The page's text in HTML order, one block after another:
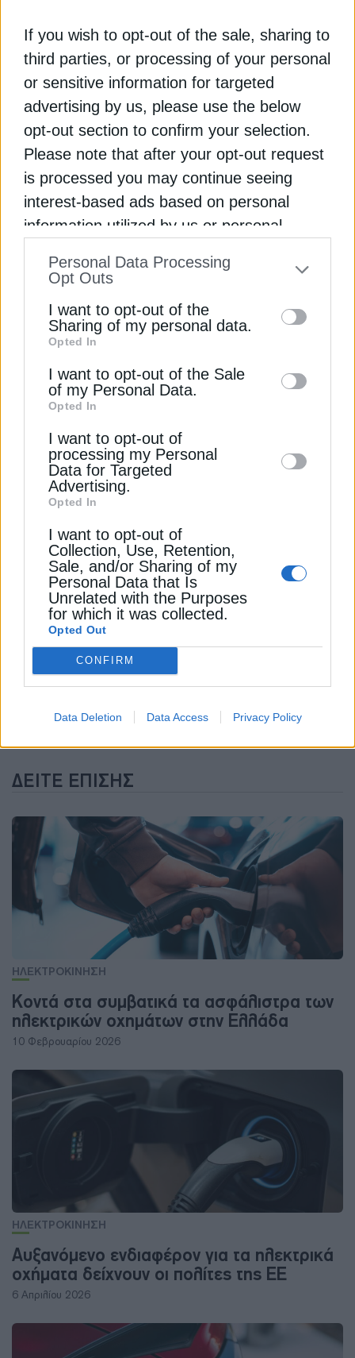
If you wish to opt-out of the sale, sharing to
third parties, or processing of your personal
or sensitive information for targeted
advertising by us, please use the below
opt-out section to confirm your selection.
Please note that after your opt-out request
is processed you may continue seeing
interest-based ads based on personal
information utilized by us or personal
to your opt-out. You may separately opt-out
information by third parties on the IAB’s list
of downstream participants. This
information may also be disclosed by us to
third parties on theIAB’s List of
Downstream Participants
disclose it to other third parties.
Personal Data Processing
Opt Outs
I want to opt-out of the
Sharing of my personal data.
Opted In
I want to opt-out of the Sale
of my Personal Data.
Opted In
I want to opt-out of
processing my Personal
Data for Targeted
Advertising.
Opted In
I want to opt-out of
Collection, Use, Retention,
Sale, and/or Sharing of my
Personal Data that Is
Unrelated with the Purposes
for which it was collected.
Opted Out
CONFIRM
Data Deletion Data Access Privacy Policy
μαχητών Χούθι ανάγκασαν τις κορυφαίες
ναυτιλιακές εταιρείες του κόσμου να αποφύγουν
τη διώρυγα του Σουέζ, την ταχύτερη θαλάσσια
οδό από την Ασία προς την Ευρώπη, η οποία
αντιπροσωπεύει περίπου το 12% της παγκόσμιας
θαλάσσιας κυκλοφορίας.
Ναυτιλιακοί κολοσσοί όπως η Maersk και η
Hapag-Lloyd στέλνουν τα πλοία τους σε
μακρύτερα και ακριβότερα ταξίδια γύρω από το
Ακρωτήριο της Καλής Ελπίδας της Νότιας
Αφρικής. Η δανέζικη Maersk δήλωσε την
επαναπρογραμματισμός θα διαρκέσει για το ορατό
μέλλον. Η επιπλέον διαδρομή προσθέτει περίπου
Ευρώπη και περίπου 1 εκατομμύριο δολάρια σε
επιπλέον καύσιμα, σύμφωνα με το Reuters.
Σε ολόκληρο τον τομέα των ηλεκτρικών
οχημάτων, οι αυτοκινητοβιομηχανίες και οι
αναλυτές στην Ευρώπη έχουν προειδοποιήσει τους
τελευταίους μήνες ότι οι πωλήσεις δεν αυξάνονται
τόσο γρήγορα όσο ελπίζαμε, με ορισμένες
εταιρείες να μειώνουν τις τιμές σε μια προσπάθεια
να ενισχύσουν τη ζήτηση που επιβαρύνεται από
την οικονομική αβεβαιότητα.
MAERSK
ΗΛΕΚΤΡΙΚΑ ΑΥΤΟΚΙΝΗΤΑ (EV)
ΔΕΊΤΕ ΕΠΊΣΗΣ
ΗΛΕΚΤΡΟΚΙΝΗΣΗ
Κοντά στα συμβατικά τα ασφάλιστρα των
ηλεκτρικών οχημάτων στην Ελλάδα
10 Φεβρουαρίου 2026
ΗΛΕΚΤΡΟΚΙΝΗΣΗ
Αυξανόμενο ενδιαφέρον για τα ηλεκτρικά
οχήματα δείχνουν οι πολίτες της ΕΕ
6 Απριλίου 2026